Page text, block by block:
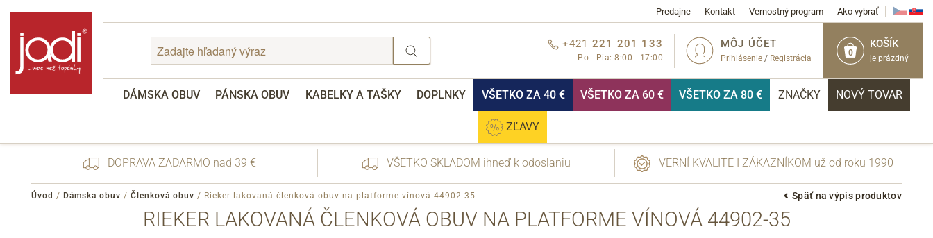
Predajne Kontakt Vernostný program Ako vybrať
0
KOŠÍK
je prázdný
MÔJ ÚČET
Prihlásenie / Registrácia
+421 221 201 133
Po - Pia: 8:00 - 17:00
DÁMSKA OBUV PÁNSKA OBUV KABELKY A TAŠKY DOPLNKY VŠETKO ZA 40 € VŠETKO ZA 60 € VŠETKO ZA 80 € ZNAČKY NOVÝ TOVAR
ZĽAVY
Zabudnuté heslo
DOPRAVA ZADARMO nad 39 € VŠETKO SKLADOM ihneď k odoslaniu VERNÍ KVALITE I ZÁKAZNÍKOM už od roku 1990
Späť na výpis produktov
Úvod / Dámska obuv / Členková obuv / Rieker lakovaná členková obuv na platforme vínová 44902-35
RIEKER LAKOVANÁ ČLENKOVÁ OBUV NA PLATFORME VÍNOVÁ 44902-35